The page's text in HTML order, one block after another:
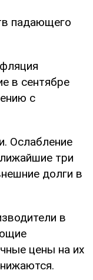
падающего
в сентябре
с
Ослабление
три
долги в
в
цены на их